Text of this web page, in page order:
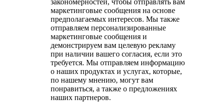
закономерностей, чтобы отправлять вам
маркетинговые сообщения на основе
предполагаемых интересов. Мы также
отправляем персонализированные
маркетинговые сообщения и
демонстрируем вам целевую рекламу
при наличии вашего согласия, если это
требуется. Мы отправляем информацию
о наших продуктах и услугах, которые,
по нашему мнению, могут вам
понравиться, а также о предложениях
наших партнеров.